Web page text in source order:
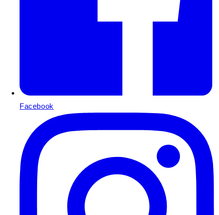
Facebook